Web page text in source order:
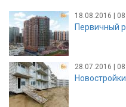
18.08.2016 |
Первичный
28.07.2016 |